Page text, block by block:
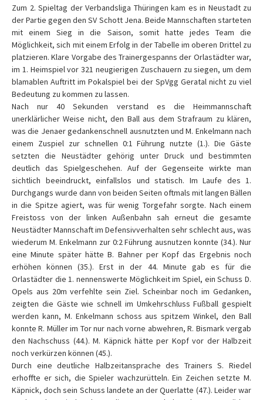
Zum 2. Spieltag der Verbandsliga Thüringen kam es in Neustadt zu
der Partie gegen den SV Schott Jena. Beide Mannschaften starteten
mit einem Sieg in die Saison, somit hatte jedes Team die
Möglichkeit, sich mit einem Erfolg in der Tabelle im oberen Drittel zu
platzieren. Klare Vorgabe des Trainergespanns der Orlastädter war,
im 1. Heimspiel vor 321 neugierigen Zuschauern zu siegen, um dem
blamablen Auftritt im Pokalspiel bei der SpVgg Geratal nicht zu viel
Bedeutung zu kommen zu lassen.
Nach nur 40 Sekunden verstand es die Heimmannschaft
unerklärlicher Weise nicht, den Ball aus dem Strafraum zu klären,
was die Jenaer gedankenschnell ausnutzten und M. Enkelmann nach
einem Zuspiel zur schnellen 0:1 Führung nutzte (1.). Die Gäste
setzten die Neustädter gehörig unter Druck und bestimmten
deutlich das Spielgeschehen. Auf der Gegenseite wirkte man
sichtlich beeindruckt, einfallslos und statisch. Im Laufe des 1.
Durchgangs wurde dann von beiden Seiten oftmals mit langen Bällen
in die Spitze agiert, was für wenig Torgefahr sorgte. Nach einem
Freistoss von der linken Außenbahn sah erneut die gesamte
Neustädter Mannschaft im Defensivverhalten sehr schlecht aus, was
wiederum M. Enkelmann zur 0:2 Führung ausnutzen konnte (34.). Nur
eine Minute später hätte B. Bahner per Kopf das Ergebnis noch
erhöhen können (35.). Erst in der 44. Minute gab es für die
Orlastädter die 1. nennenswerte Möglichkeit im Spiel, ein Schuss D.
Opels aus 20m verfehlte sein Ziel. Scheinbar noch im Gedanken,
zeigten die Gäste wie schnell im Umkehrschluss Fußball gespielt
werden kann, M. Enkelmann schoss aus spitzem Winkel, den Ball
konnte R. Müller im Tor nur nach vorne abwehren, R. Bismark vergab
den Nachschuss (44.). M. Käpnick hätte per Kopf vor der Halbzeit
noch verkürzen können (45.).
Durch eine deutliche Halbzeitansprache des Trainers S. Riedel
erhoffte er sich, die Spieler wachzurütteln. Ein Zeichen setzte M.
Käpnick, doch sein Schuss landete an der Querlatte (47.). Leider war